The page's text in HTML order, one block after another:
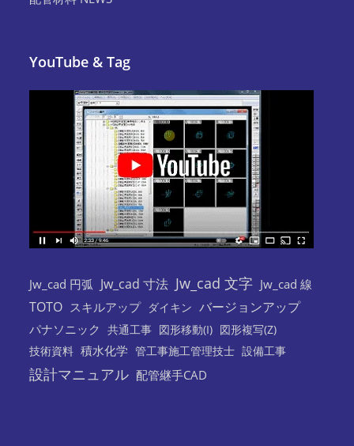
YouTube & Tag
Jw_cad 円弧 Jw_cad 寸法 Jw_cad 文字 Jw_cad 線
TOTO スキルアップ ダイキン バージョンアップ
パナソニック 共通工事 図形移動(I) 図形複写(Z)
技術資料 積水化学 管工事施工管理技士 設備工事
設計マニュアル 配管継手CAD